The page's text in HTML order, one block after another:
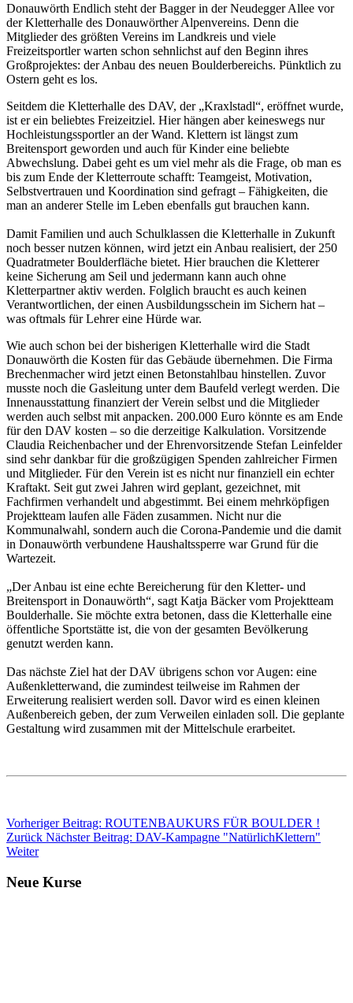
Donauwörth Endlich steht der Bagger in der Neudegger Allee vor
der Kletterhalle des Donauwörther Alpenvereins. Denn die
Mitglieder des größten Vereins im Landkreis und viele
Freizeitsportler warten schon sehnlichst auf den Beginn ihres
Großprojektes: der Anbau des neuen Boulderbereichs. Pünktlich zu
Ostern geht es los.
Seitdem die Kletterhalle des DAV, der „Kraxlstadl“, eröffnet wurde,
ist er ein beliebtes Freizeitziel. Hier hängen aber keineswegs nur
Hochleistungssportler an der Wand. Klettern ist längst zum
Breitensport geworden und auch für Kinder eine beliebte
Abwechslung. Dabei geht es um viel mehr als die Frage, ob man es
bis zum Ende der Kletterroute schafft: Teamgeist, Motivation,
Selbstvertrauen und Koordination sind gefragt – Fähigkeiten, die
man an anderer Stelle im Leben ebenfalls gut brauchen kann.
Damit Familien und auch Schulklassen die Kletterhalle in Zukunft
noch besser nutzen können, wird jetzt ein Anbau realisiert, der 250
Quadratmeter Boulderfläche bietet. Hier brauchen die Kletterer
keine Sicherung am Seil und jedermann kann auch ohne
Kletterpartner aktiv werden. Folglich braucht es auch keinen
Verantwortlichen, der einen Ausbildungsschein im Sichern hat –
was oftmals für Lehrer eine Hürde war.
Wie auch schon bei der bisherigen Kletterhalle wird die Stadt
Donauwörth die Kosten für das Gebäude übernehmen. Die Firma
Brechenmacher wird jetzt einen Betonstahlbau hinstellen. Zuvor
musste noch die Gasleitung unter dem Baufeld verlegt werden. Die
Innenausstattung finanziert der Verein selbst und die Mitglieder
werden auch selbst mit anpacken. 200.000 Euro könnte es am Ende
für den DAV kosten – so die derzeitige Kalkulation. Vorsitzende
Claudia Reichenbacher und der Ehrenvorsitzende Stefan Leinfelder
sind sehr dankbar für die großzügigen Spenden zahlreicher Firmen
und Mitglieder. Für den Verein ist es nicht nur finanziell ein echter
Kraftakt. Seit gut zwei Jahren wird geplant, gezeichnet, mit
Fachfirmen verhandelt und abgestimmt. Bei einem mehrköpfigen
Projektteam laufen alle Fäden zusammen. Nicht nur die
Kommunalwahl, sondern auch die Corona-Pandemie und die damit
in Donauwörth verbundene Haushaltssperre war Grund für die
Wartezeit.
„Der Anbau ist eine echte Bereicherung für den Kletter- und
Breitensport in Donauwörth“, sagt Katja Bäcker vom Projektteam
Boulderhalle. Sie möchte extra betonen, dass die Kletterhalle eine
öffentliche Sportstätte ist, die von der gesamten Bevölkerung
genutzt werden kann.
Das nächste Ziel hat der DAV übrigens schon vor Augen: eine
Außenkletterwand, die zumindest teilweise im Rahmen der
Erweiterung realisiert werden soll. Davor wird es einen kleinen
Außenbereich geben, der zum Verweilen einladen soll. Die geplante
Gestaltung wird zusammen mit der Mittelschule erarbeitet.
Vorheriger Beitrag: ROUTENBAUKURS FÜR BOULDER !
Zurück Nächster Beitrag: DAV-Kampagne "NatürlichKlettern"
Weiter
Neue Kurse